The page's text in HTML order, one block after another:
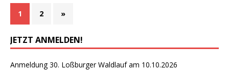
1 2 »
JETZT ANMELDEN!
Anmeldung 30. Loßburger Waldlauf am 10.10.2026